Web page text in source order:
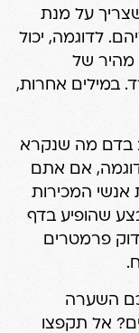
על מנת
לדוגמה, יכול
מהיר של
במילים אחרות,
בדם מה שנקרא
אם אתם
אנשי המכירות
שהופיע בדף
פרמטרים
השערה
אל תקפצו